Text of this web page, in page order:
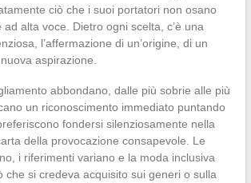
ciò che i suoi portatori non osano
alta voce. Dietro ogni scelta, c’è una
l’affermazione di un’origine, di un
aspirazione.
abbondano, dalle più sobrie alle più
un riconoscimento immediato puntando
fondersi silenziosamente nella
della provocazione consapevole. Le
i riferimenti variano e la moda inclusiva
che si credeva acquisito sui generi o sulla